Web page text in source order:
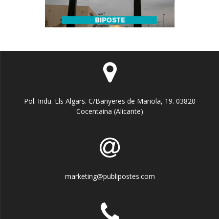
Pol. Indu. Els Algars. C/Banyeres de Mariola, 19. 03820
Cocentaina (Alicante)
marketing@publipostes.com